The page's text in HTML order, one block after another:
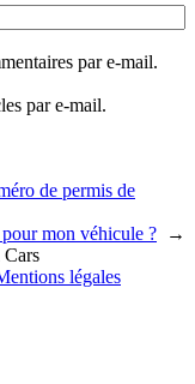
par e-mail.
par e-mail.
de permis de
mon véhicule ?
→
légales